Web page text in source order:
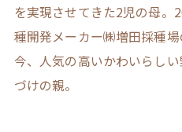
を実現させてきた2児の母。
種開発メーカー㈱増田採種
今、人気の高いかわいらし
づけの親。